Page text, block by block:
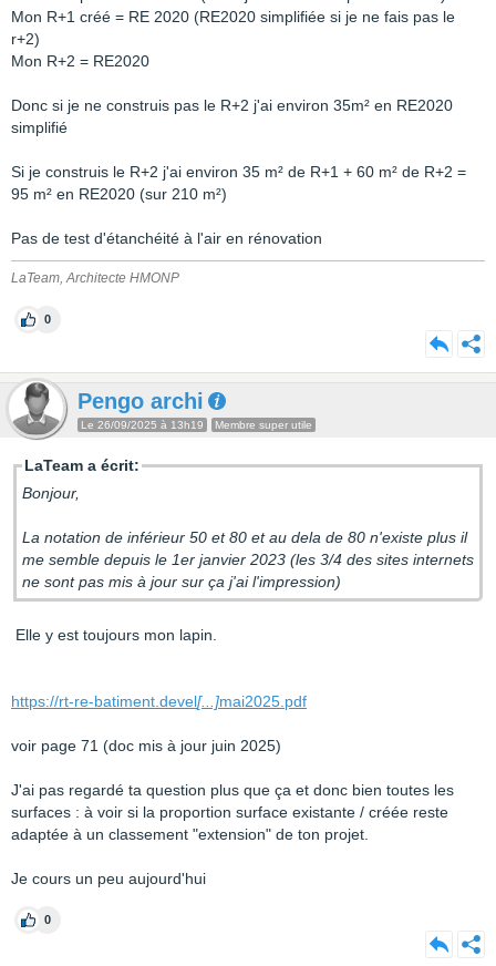
Mon R+1 créé = RE 2020 (RE2020 simplifiée si je ne fais pas le
r+2)
Mon R+2 = RE2020
Donc si je ne construis pas le R+2 j'ai environ 35m² en RE2020
simplifié
Si je construis le R+2 j'ai environ 35 m² de R+1 + 60 m² de R+2 =
95 m² en RE2020 (sur 210 m²)
Pas de test d'étanchéité à l'air en rénovation
LaTeam, Architecte HMONP
0
Pengo archi
Le 26/09/2025 à 13h19 Membre super utile
LaTeam a écrit:
Bonjour,
La notation de inférieur 50 et 80 et au dela de 80 n'existe plus il
me semble depuis le 1er janvier 2023 (les 3/4 des sites internets
ne sont pas mis à jour sur ça j'ai l'impression)
Elle y est toujours mon lapin.
https://rt-re-batiment.devel[...]mai2025.pdf
voir page 71 (doc mis à jour juin 2025)
J'ai pas regardé ta question plus que ça et donc bien toutes les
surfaces : à voir si la proportion surface existante / créée reste
adaptée à un classement "extension" de ton projet.
Je cours un peu aujourd'hui
0